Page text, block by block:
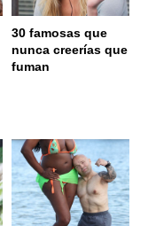
30 famosas que
nunca creerías que
fuman